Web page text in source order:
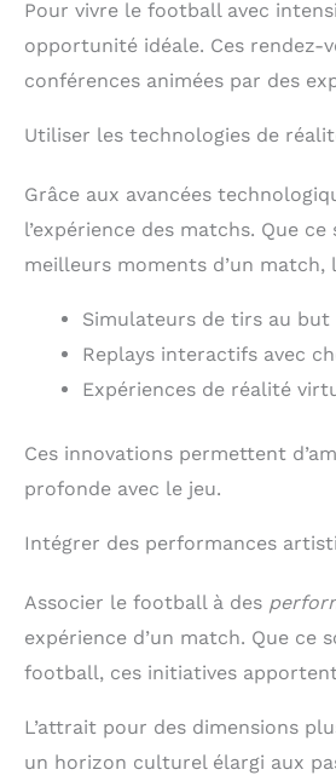
Pour vivre le football avec
opportunité idéale. Ces rendez-
conférences animées par des
Utiliser les technologies de
Grâce aux avancées
l’expérience des matchs. Que
meilleurs moments d’un
Simulateurs de tirs au but
Replays interactifs avec
Expériences de réalité
Ces innovations permettent
profonde avec le jeu.
Intégrer des performances
Associer le football à des
expérience d’un match. Que ce
football, ces initiatives
L’attrait pour des dimensions
un horizon culturel élargi aux